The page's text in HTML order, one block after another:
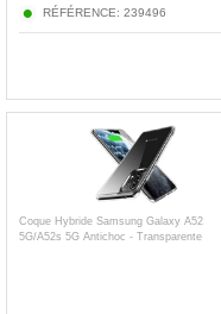
RÉFÉRENCE: 239496
Coque Hybride Samsung Galaxy A52
5G/A52s 5G Antichoc - Transparente